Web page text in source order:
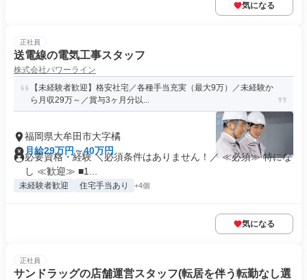
気になる
正社員
送電線の電気工事スタッフ
株式会社パワーライン
【未経験者歓迎】格安社宅／各種手当充実（最大9万）／未経験か
ら月収29万～／賞与3ヶ月分以...
福岡県大牟田市大字橘
月給29万円～40万円
必要資格・経験 ＼必須条件はありません！／ ≪必須≫ 特にな
し ≪歓迎≫ ■1...
未経験者歓迎 住宅手当あり +4個
気になる
正社員
サンドラッグの店舗運営スタッフ(転居を伴う転勤なし選